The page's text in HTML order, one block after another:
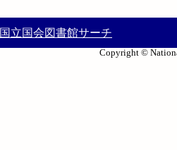
国立国会図書館サーチ
Copyright ©